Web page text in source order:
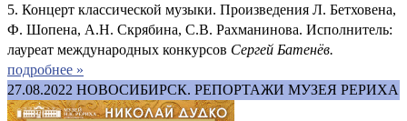
5. Концерт классической музыки. Произведения Л. Бетховена,
Ф. Шопена, А.Н. Скрябина, С.В. Рахманинова. Исполнитель:
лауреат международных конкурсов Сергей Батенёв.
подробнее »
27.08.2022 НОВОСИБИРСК. РЕПОРТАЖИ МУЗЕЯ РЕРИХА